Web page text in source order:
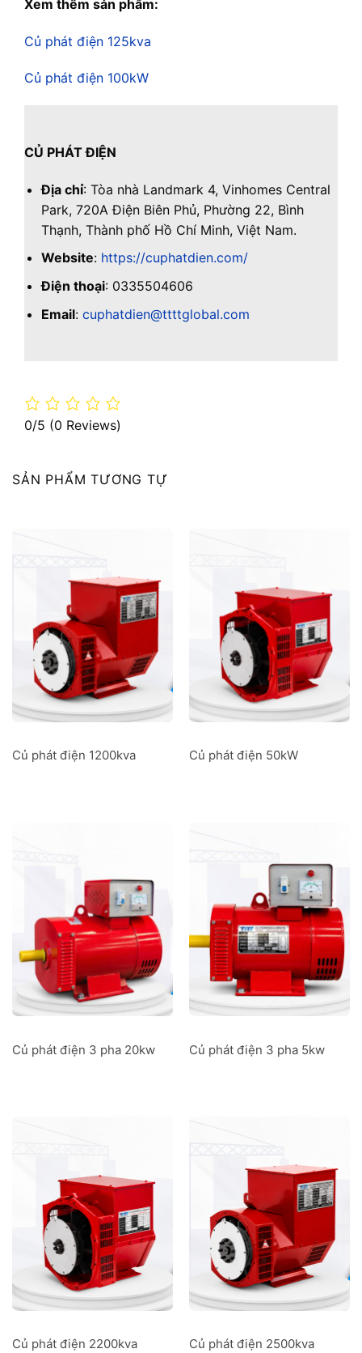
Xem thêm sản phẩm:
Củ phát điện 125kva
Củ phát điện 100kW
CỦ PHÁT ĐIỆN
Địa chỉ: Tòa nhà Landmark 4, Vinhomes Central
Park, 720A Điện Biên Phủ, Phường 22, Bình
Thạnh, Thành phố Hồ Chí Minh, Việt Nam.
Website: https://cuphatdien.com/
Điện thoại: 0335504606
Email: cuphatdien@ttttglobal.com
0/5 (0 Reviews)
SẢN PHẨM TƯƠNG TỰ
Củ phát điện 1200kva Củ phát điện 50kW
Củ phát điện 3 pha 20kw Củ phát điện 3 pha 5kw
Củ phát điện 2200kva Củ phát điện 2500kva